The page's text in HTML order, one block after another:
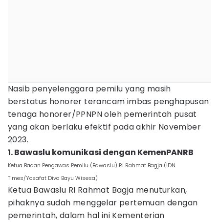
Nasib penyelenggara pemilu yang masih
berstatus honorer terancam imbas penghapusan
tenaga honorer/PPNPN oleh pemerintah pusat
yang akan berlaku efektif pada akhir November
2023.
1. Bawaslu komunikasi dengan KemenPANRB
Ketua Badan Pengawas Pemilu (Bawaslu) RI Rahmat Bagja (IDN
Times/Yosafat Diva Bayu Wisesa)
Ketua Bawaslu RI Rahmat Bagja menuturkan,
pihaknya sudah menggelar pertemuan dengan
pemerintah, dalam hal ini Kementerian